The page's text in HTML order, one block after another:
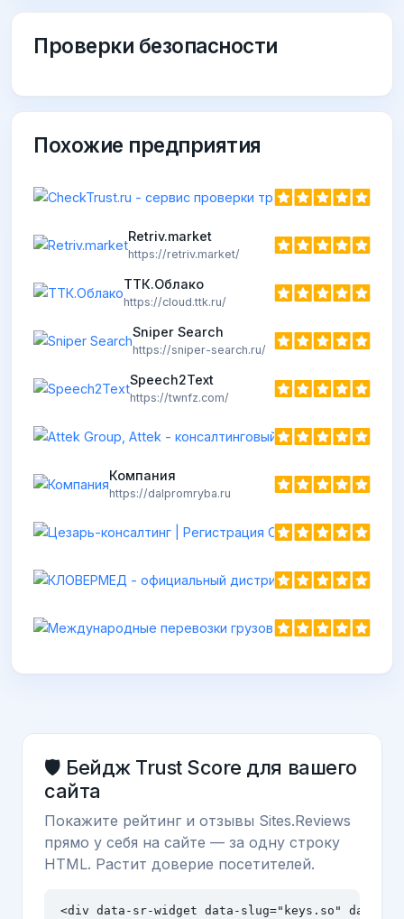
Проверки безопасности
Похожие предприятия
Retriv.market
https://retriv.market/
ТТК.Облако
https://cloud.ttk.ru/
Sniper Search
https://sniper-search.ru/
Speech2Text
https://twnfz.com/
Компания
https://dalpromryba.ru
🛡️ Бейдж Trust Score для вашего
сайта
Покажите рейтинг и отзывы Sites.Reviews
прямо у себя на сайте — за одну строку
HTML. Растит доверие посетителей.
<div data-sr-widget data-slug="keys.so" data-